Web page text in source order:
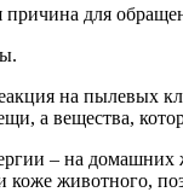
причина для
на пылевых
а вещества,
– на домашних
животного,